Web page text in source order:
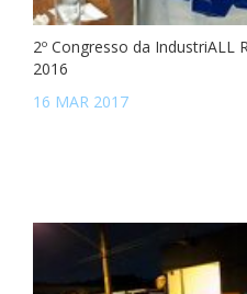
2º Congresso da IndustriALL
2016
16 MAR 2017